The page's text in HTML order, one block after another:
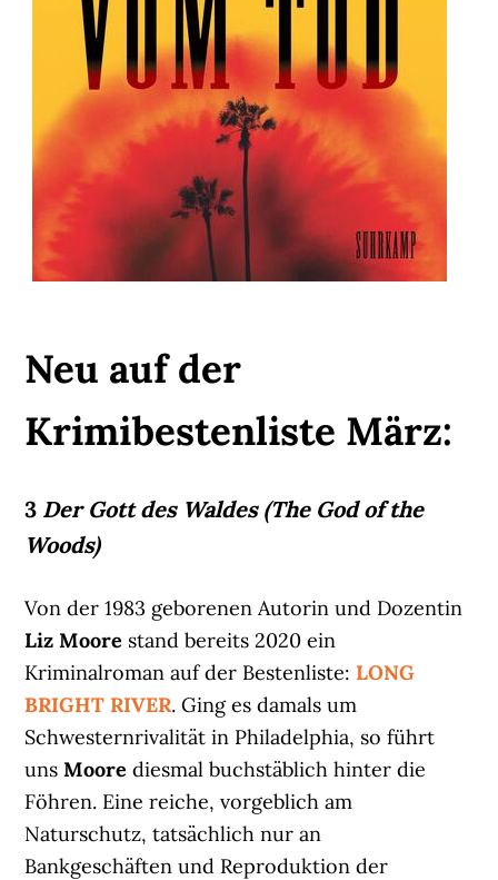
Neu auf der
Krimibestenliste März:
3 Der Gott des Waldes (The God of the
Woods)
Von der 1983 geborenen Autorin und Dozentin
Liz Moore stand bereits 2020 ein
Kriminalroman auf der Bestenliste: LONG
BRIGHT RIVER. Ging es damals um
Schwesternrivalität in Philadelphia, so führt
unsMoore diesmal buchstäblich hinter die
Föhren. Eine reiche, vorgeblich am
Naturschutz, tatsächlich nur an
Bankgeschäften und Reproduktion der